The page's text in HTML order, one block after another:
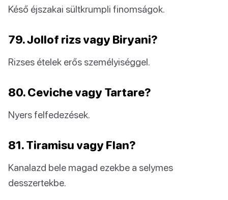
Késő éjszakai sültkrumpli finomságok.
79. Jollof rizs vagy Biryani?
Rizses ételek erős személyiséggel.
80. Ceviche vagy Tartare?
Nyers felfedezések.
81. Tiramisu vagy Flan?
Kanalazd bele magad ezekbe a selymes
desszertekbe.